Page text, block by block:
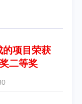
的项目荣获
二等奖